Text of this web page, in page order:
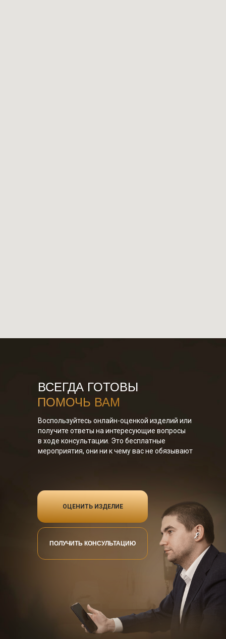
ВСЕГДА ГОТОВЫ
ПОМОЧЬ ВАМ
Воспользуйтесь онлайн-оценкой изделий или
получите ответы на интересующие вопросы
в ходе консультации. Это бесплатные
мероприятия, они ни к чему вас не обязывают
ОЦЕНИТЬ ИЗДЕЛИЕ
ПОЛУЧИТЬ КОНСУЛЬТАЦИЮ